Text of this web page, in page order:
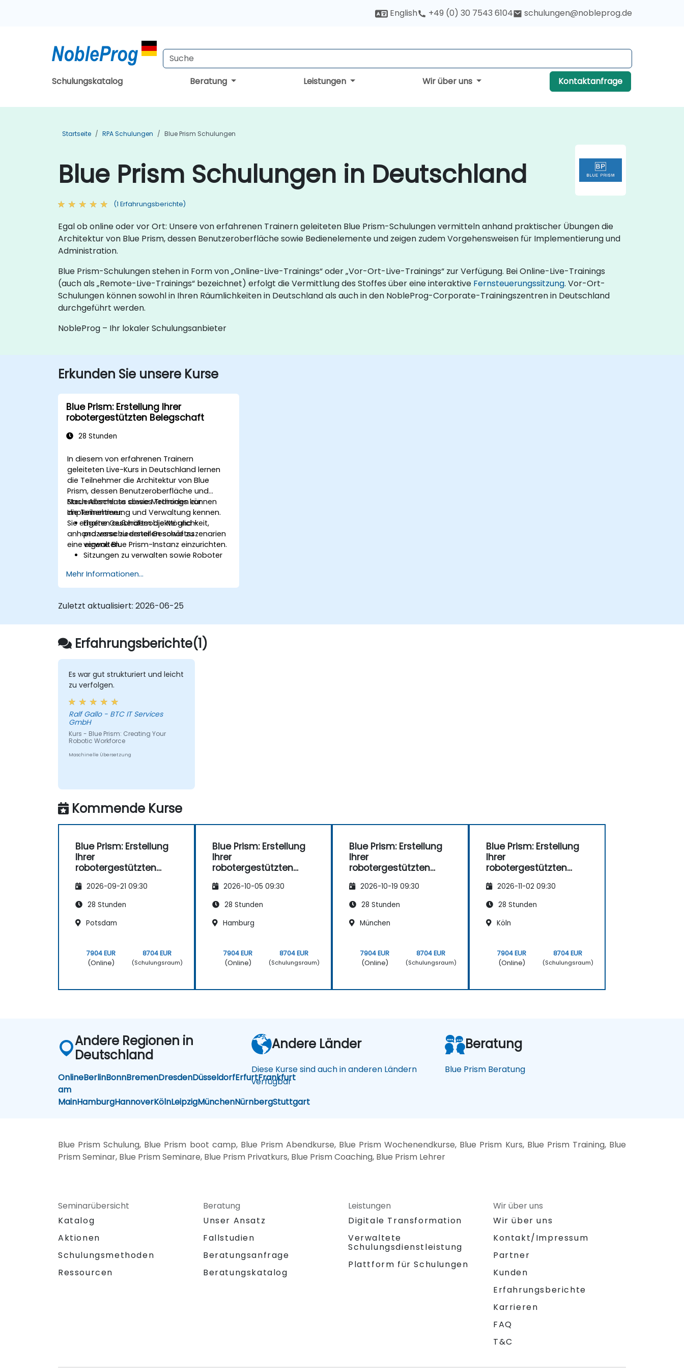
English +49 (0) 30 7543 6104 schulungen@nobleprog.de
Schulungskatalog Beratung Leistungen Wir über uns Kontaktanfrage
Startseite RPA Schulungen Blue Prism Schulungen
Blue Prism Schulungen in Deutschland
(1 Erfahrungsberichte)
Egal ob online oder vor Ort: Unsere von erfahrenen Trainern geleiteten Blue Prism-Schulungen vermitteln anhand praktischer Übungen die
Architektur von Blue Prism, dessen Benutzeroberfläche sowie Bedienelemente und zeigen zudem Vorgehensweisen für Implementierung und
Administration.
Blue Prism-Schulungen stehen in Form von „Online-Live-Trainings“ oder „Vor-Ort-Live-Trainings“ zur Verfügung. Bei Online-Live-Trainings
(auch als „Remote-Live-Trainings“ bezeichnet) erfolgt die Vermittlung des Stoffes über eine interaktive Fernsteuerungssitzung. Vor-Ort-
Schulungen können sowohl in Ihren Räumlichkeiten in Deutschland als auch in den NobleProg-Corporate-Trainingszentren in Deutschland
durchgeführt werden.
NobleProg – Ihr lokaler Schulungsanbieter
Erkunden Sie unsere Kurse
Blue Prism: Erstellung Ihrer
robotergestützten Belegschaft
28 Stunden
In diesem von erfahrenen Trainern
geleiteten Live-Kurs in Deutschland lernen
die Teilnehmer die Architektur von Blue
Prism, dessen Benutzeroberfläche und
Steuerelemente sowie Methoden zur
Implementierung und Verwaltung kennen.
Sie erhalten außerdem die Möglichkeit,
anhand verschiedener Geschäftsszenarien
eine eigene Blue Prism-Instanz einzurichten.
Nach Abschluss dieses Trainings können
die Teilnehmer:
Eigene Geschäftsobjekte und -
prozesse zu erstellen sowie zu
verwalten.
Sitzungen zu verwalten sowie Roboter
Blue Prism entsprechend den
geschäftlichen Bedürfnissen
Mehr Informationen...
Zuletzt aktualisiert: 2026-06-25
Erfahrungsberichte(1)
Es war gut strukturiert und leicht
zu verfolgen.
Ralf Gallo - BTC IT Services
GmbH
Kurs - Blue Prism: Creating Your
Robotic Workforce
Maschinelle Übersetzung
Kommende Kurse
Blue Prism: Erstellung
Ihrer
robotergestützten
2026-09-21 09:30
28 Stunden
Potsdam
7904 EUR
(Online)
8704 EUR
(Schulungsraum)
Blue Prism: Erstellung
Ihrer
robotergestützten
2026-10-05 09:30
28 Stunden
Hamburg
7904 EUR
(Online)
8704 EUR
(Schulungsraum)
Blue Prism: Erstellung
Ihrer
robotergestützten
2026-10-19 09:30
28 Stunden
München
7904 EUR
(Online)
8704 EUR
(Schulungsraum)
Blue Prism: Erstellung
Ihrer
robotergestützten
2026-11-02 09:30
28 Stunden
Köln
7904 EUR
(Online)
8704 EUR
(Schulungsraum)
Andere Regionen in
Deutschland
OnlineBerlinBonnBremenDresdenDüsseldorfErfurtFrankfurt
am
MainHamburgHannoverKölnLeipzigMünchenNürnbergStuttgart
Andere Länder
Diese Kurse sind auch in anderen Ländern
verfügbar
Beratung
Blue Prism Beratung
Blue Prism Schulung, Blue Prism boot camp, Blue Prism Abendkurse, Blue Prism Wochenendkurse, Blue Prism Kurs, Blue Prism Training, Blue
Prism Seminar, Blue Prism Seminare, Blue Prism Privatkurs, Blue Prism Coaching, Blue Prism Lehrer
Seminarübersicht
Katalog
Aktionen
Schulungsmethoden
Ressourcen
Beratung
Unser Ansatz
Fallstudien
Beratungsanfrage
Beratungskatalog
Leistungen
Digitale Transformation
Verwaltete
Schulungsdienstleistung
Plattform für Schulungen
Wir über uns
Wir über uns
Kontakt/Impressum
Partner
Kunden
Erfahrungsberichte
Karrieren
FAQ
T&C